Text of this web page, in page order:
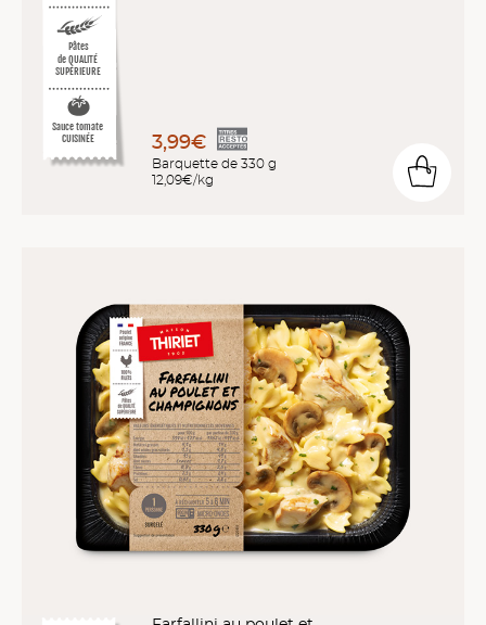
Sauce tomate
CUISINÉE
Pâtes
de QUALITÉ
SUPÉRIEURE
3,99€
Barquette de 330 g
12,09€/kg